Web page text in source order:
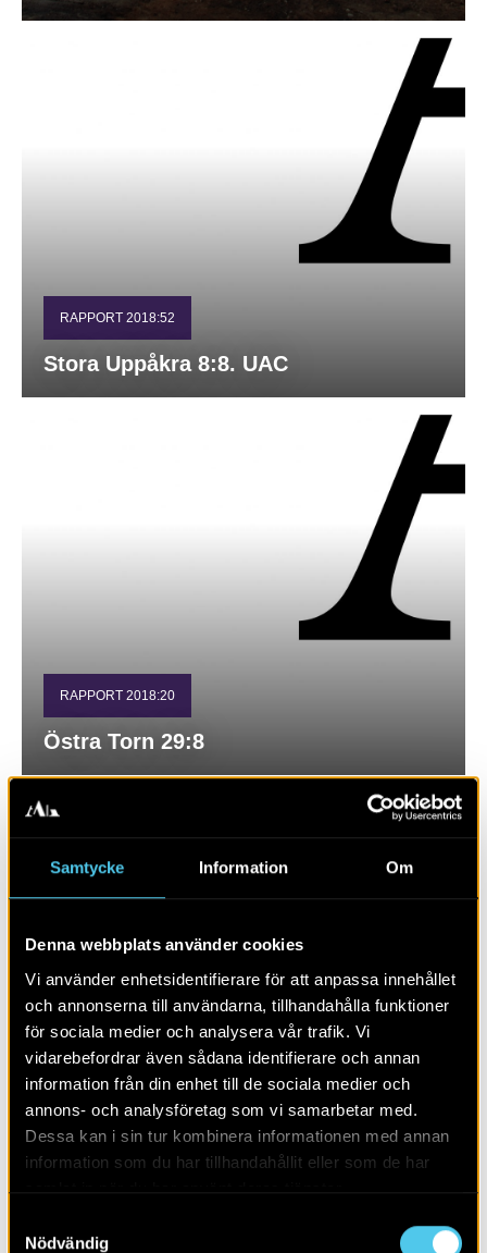
Samtycke Information Om
Denna webbplats använder cookies
Vi använder enhetsidentifierare för att anpassa innehållet
och annonserna till användarna, tillhandahålla funktioner
för sociala medier och analysera vår trafik. Vi
vidarebefordrar även sådana identifierare och annan
information från din enhet till de sociala medier och
annons- och analysföretag som vi samarbetar med.
Dessa kan i sin tur kombinera informationen med annan
information som du har tillhandahållit eller som de har
Nödvändig
RAPPORT 2018:52
Stora Uppåkra 8:8. UAC
RAPPORT 2018:20
Östra Torn 29:8
RAPPORT 2018:89
Stångby 5:28